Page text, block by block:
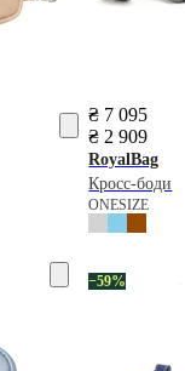
₴ 7 095
₴ 2 909
RoyalBag
Кросс-боди
ONESIZE
−59%